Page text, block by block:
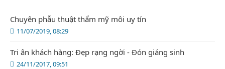
11/07/2019, 08:29
Chuyên phẫu thuật thẩm mỹ môi uy tín
24/11/2017, 09:51
Tri ân khách hàng: Đẹp rạng ngời - Đón giáng sinh